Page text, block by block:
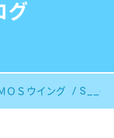
グ
ＯＳウイング